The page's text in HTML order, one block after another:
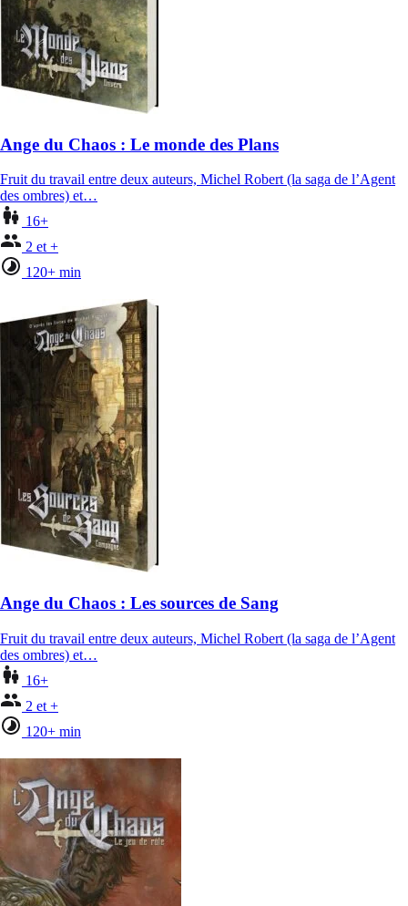
Ange du Chaos : Le monde des Plans
Fruit du travail entre deux auteurs, Michel Robert (la saga de l’Agent
des ombres) et…
16+
2 et +
120+ min
Ange du Chaos : Les sources de Sang
Fruit du travail entre deux auteurs, Michel Robert (la saga de l’Agent
des ombres) et…
16+
2 et +
120+ min